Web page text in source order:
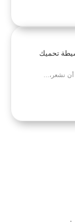
تحميك
أن نشعر،...